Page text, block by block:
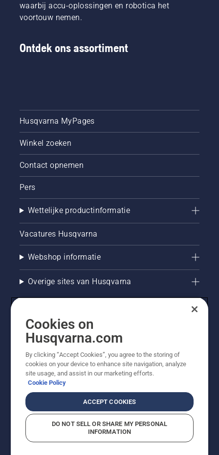
zijn onze
meest
waarbij accu-oplossingen en robotica het
voortouw nemen.
Ontdek ons assortiment
Husqvarna MyPages
Winkel zoeken
Contact opnemen
Pers
Wettelijke productinformatie
Vacatures Husqvarna
Webshop informatie
Overige sites van Husqvarna
© Husqvarna AB (publ). Alle rechten voorbehouden. De
getoonde prijzen zijn consumentenadviesprijzen. Alle
vermelde prijzen zijn adviesverkoopprijzen (incl. BTW),
tenzij het product beschikbaar is voor directe aankoop.
CookiebeleidGebruiksvoorwaarden Privacyverklaring
BedrijfsgegevensReport Suspected Violations
Cookies on
Husqvarna.com
By clicking “Accept Cookies”, you agree to the storing of
cookies on your device to enhance site navigation, analyze
site usage, and assist in our marketing efforts.
Cookie Policy
ACCEPT COOKIES
DO NOT SELL OR SHARE MY PERSONAL
INFORMATION